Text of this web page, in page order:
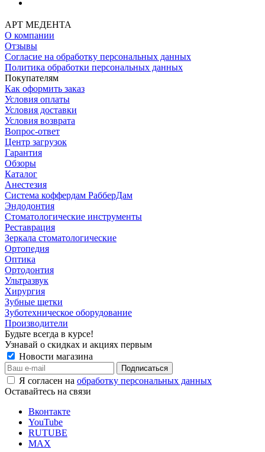
АРТ МЕДЕНТА
О компании
Отзывы
Согласие на обработку персональных данных
Политика обработки персональных данных
Покупателям
Как оформить заказ
Условия оплаты
Условия доставки
Условия возврата
Вопрос-ответ
Центр загрузок
Гарантия
Обзоры
Каталог
Анестезия
Система коффердам РабберДам
Эндодонтия
Стоматологические инструменты
Реставрация
Зеркала стоматологические
Ортопедия
Оптика
Ортодонтия
Ультразвук
Хирургия
Зубные щетки
Зуботехническое оборудование
Производители
Будьте всегда в курсе!
Узнавай о скидках и акциях первым
Новости магазина
Я согласен на обработку персональных данных
Оставайтесь на связи
Вконтакте
YouTube
RUTUBE
MAX